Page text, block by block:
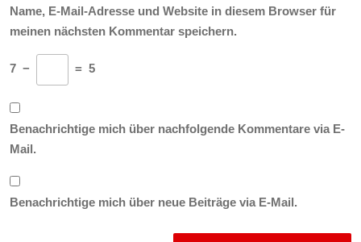
Name, E-Mail-Adresse und Website in diesem Browser für
meinen nächsten Kommentar speichern.
7 − = 5
Benachrichtige mich über nachfolgende Kommentare via E-
Mail.
Benachrichtige mich über neue Beiträge via E-Mail.